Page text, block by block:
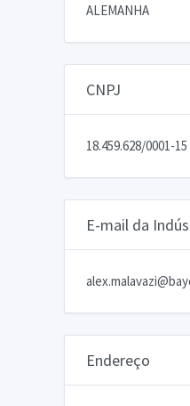
ALEMANHA
CNPJ
18.459.628/0001-15
E-mail da
Endereço